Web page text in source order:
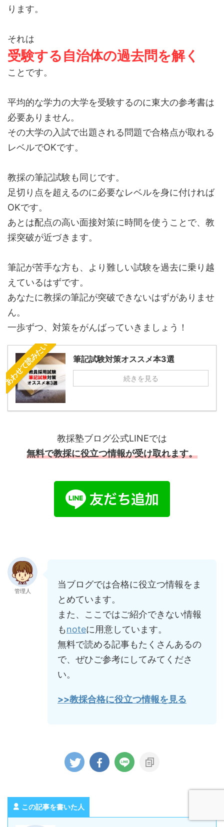
ります。
それは
受験する自治体の過去問を解く
ことです。
平均的な学力の大学を受験するのに東大の参考書は
必要ありません。
その大学の入試で出題される問題で合格点が取れる
レベルでOKです。
教採の筆記試験も同じです。
足切り点を超えるのに必要なレベルを身に付ければ
OKです。
あとは配点の高い面接対策に時間を使うことで、教
採突破が近づきます。
筆記が苦手な方も、より難しい試験を過去に乗り越
えているはずです。
あなたに教採の筆記が突破できないはずがありませ
ん。
一歩ずつ、対策をがんばっていきましょう！
あわせて読みたい 筆記試験対策オススメ本3選
続きを見る
教採塾ブログ公式LINEでは
無料で教採に役立つ情報が受け取れます。
管理人
当ブログでは合格に役立つ情報をま
とめています。
また、ここではご紹介できない情報
もnoteに用意しています。
無料で読める記事もたくさんあるの
で、ぜひご参考にしてみてくださ
い。
>>教採合格に役立つ情報を見る
この記事を書いた人